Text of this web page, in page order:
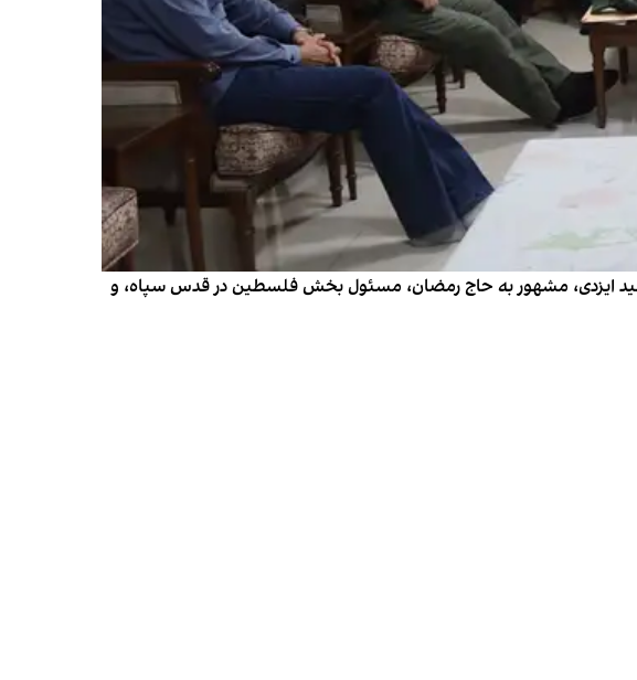
ایزدی، مشهور به حاج رمضان، مسئول بخش فلسطین در قدس سپاه، و